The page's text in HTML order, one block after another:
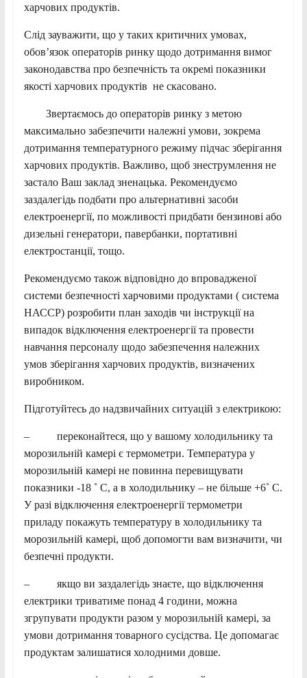
харчових продуктів.
Слід зауважити, що у таких критичних умовах,
обов’язок операторів ринку щодо дотримання вимог
законодавства про безпечність та окремі показники
якості харчових продуктів не скасовано.
Звертаємось до операторів ринку з метою
максимально забезпечити належні умови, зокрема
дотримання температурного режиму підчас зберігання
харчових продуктів. Важливо, щоб знеструмлення не
застало Ваш заклад зненацька. Рекомендуємо
заздалегідь подбати про альтернативні засоби
електроенергії, по можливості придбати бензинові або
дизельні генератори, павербанки, портативні
електростанції, тощо.
Рекомендуємо також відповідно до впровадженої
системи безпечності харчовими продуктами ( система
НАССР) розробити план заходів чи інструкції на
випадок відключення електроенергії та провести
навчання персоналу щодо забезпечення належних
умов зберігання харчових продуктів, визначених
виробником.
Підготуйтесь до надзвичайних ситуацій з електрикою:
– переконайтеся, що у вашому холодильнику та
морозильній камері є термометри. Температура у
морозильній камері не повинна перевищувати
показники -18 ˚ С, а в холодильнику – не більше +6˚ С.
У разі відключення електроенергії термометри
приладу покажуть температуру в холодильнику та
морозильній камері, щоб допомогти вам визначити, чи
безпечні продукти.
– якщо ви заздалегідь знаєте, що відключення
електрики триватиме понад 4 години, можна
згрупувати продукти разом у морозильній камері, за
умови дотримання товарного сусідства. Це допомагає
продуктам залишатися холодними довше.